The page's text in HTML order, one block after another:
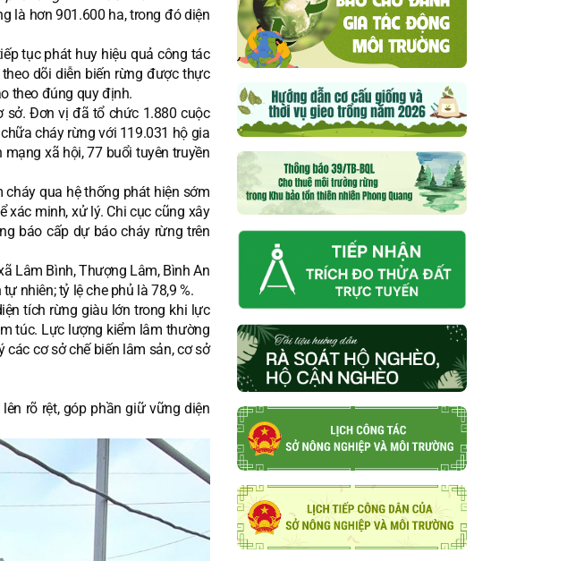
là hơn 901.600 ha, trong đó diện
tục phát huy hiệu quả công tác
dõi diễn biến rừng được thực
theo đúng quy định.
sở. Đơn vị đã tổ chức 1.880 cuộc
cháy rừng với 119.031 hộ gia
xã hội, 77 buổi tuyên truyền
qua hệ thống phát hiện sớm
minh, xử lý. Chi cục cũng xây
báo cấp dự báo cháy rừng trên
Lâm Bình, Thượng Lâm, Bình An
nhiên; tỷ lệ che phủ là 78,9 %.
tích rừng giàu lớn trong khi lực
túc. Lực lượng kiểm lâm thường
cơ sở chế biến lâm sản, cơ sở
rõ rệt, góp phần giữ vững diện